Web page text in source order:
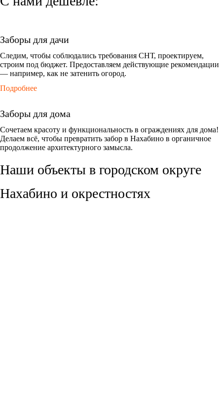
Заборы для дачи
Следим, чтобы соблюдались требования СНТ, проектируем,
строим под бюджет. Предоставляем действующие рекомендации
— например, как не затенить огород.
Подробнее
Заборы для дома
Сочетаем красоту и функциональность в ограждениях для дома!
Делаем всё, чтобы превратить забор в Нахабино в органичное
продолжение архитектурного замысла.
Наши объекты в городском округе
Нахабино и окрестностях